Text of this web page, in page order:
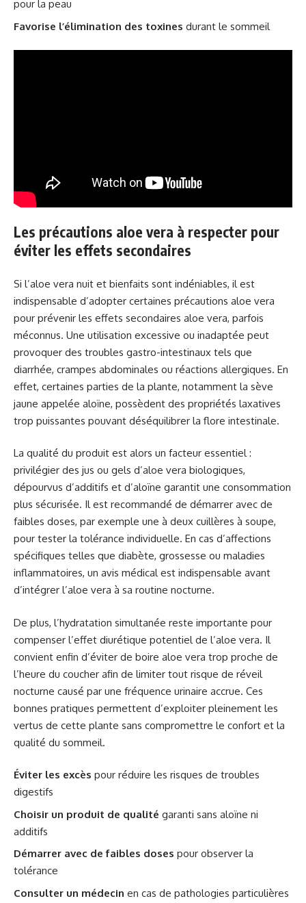
pour la peau
Favorise l’élimination des toxines durant le sommeil
Les précautions aloe vera à respecter pour
éviter les effets secondaires
Si l’aloe vera nuit et bienfaits sont indéniables, il est
indispensable d’adopter certaines précautions aloe vera
pour prévenir les effets secondaires aloe vera, parfois
méconnus. Une utilisation excessive ou inadaptée peut
provoquer des troubles gastro-intestinaux tels que
diarrhée, crampes abdominales ou réactions allergiques. En
effet, certaines parties de la plante, notamment la sève
jaune appelée aloïne, possèdent des propriétés laxatives
trop puissantes pouvant déséquilibrer la flore intestinale.
La qualité du produit est alors un facteur essentiel :
privilégier des jus ou gels d’aloe vera biologiques,
dépourvus d’additifs et d’aloïne garantit une consommation
plus sécurisée. Il est recommandé de démarrer avec de
faibles doses, par exemple une à deux cuillères à soupe,
pour tester la tolérance individuelle. En cas d’affections
spécifiques telles que diabète, grossesse ou maladies
inflammatoires, un avis médical est indispensable avant
d’intégrer l’aloe vera à sa routine nocturne.
De plus, l’hydratation simultanée reste importante pour
compenser l’effet diurétique potentiel de l’aloe vera. Il
convient enfin d’éviter de boire aloe vera trop proche de
l’heure du coucher afin de limiter tout risque de réveil
nocturne causé par une fréquence urinaire accrue. Ces
bonnes pratiques permettent d’exploiter pleinement les
vertus de cette plante sans compromettre le confort et la
qualité du sommeil.
Éviter les excès pour réduire les risques de troubles
digestifs
Choisir un produit de qualité garanti sans aloïne ni
additifs
Démarrer avec de faibles doses pour observer la
tolérance
Consulter un médecin en cas de pathologies particulières